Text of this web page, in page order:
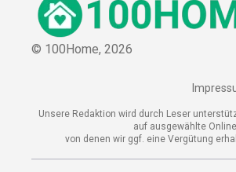
© 100Home, 2026
Unsere Redaktion wird durch Leser
auf ausgewählte
von denen wir ggf. eine Vergütung